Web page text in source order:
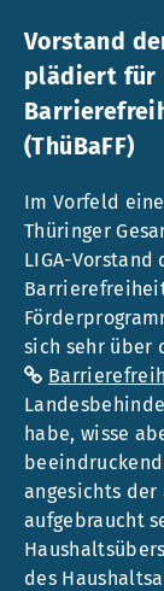
Vorstand
plädiert für
(ThüBaFF)
Im Vorfeld
Thüringer
LIGA-
sich sehr über
habe, wisse
angesichts
aufgebraucht
des